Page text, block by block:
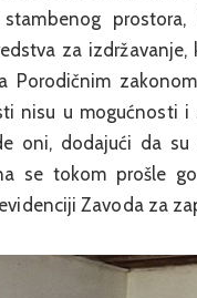
za
Porodičnim
nisu u mogućnosti
oni, dodajući da
se tokom prošle
Zavoda za